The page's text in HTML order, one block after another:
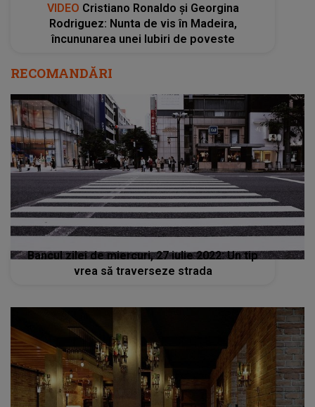
VIDEO Cristiano Ronaldo și Georgina
Rodriguez: Nunta de vis în Madeira,
încununarea unei Iubiri de poveste
RECOMANDĂRI
Bancul zilei de miercuri, 27 iulie 2022: Un tip
vrea să traverseze strada